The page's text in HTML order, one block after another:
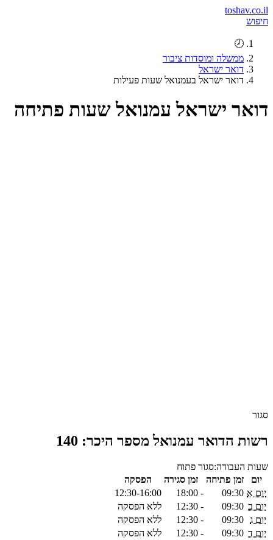
toshav.co.il
חיפוש
🕗
ממשלה ומוסדות ציבור
דואר ישראל
דואר ישראל בעמנואל שעות פעילות
דואר ישראל עמנואל שעות פתיחה
סגור
רשות הדואר עמנואל מספר היכר: 140
שעות העבודה:סגור פתוח
יום
זמן פתיחה זמן סגירה
הפסקה
יום א 09:30
-
18:00
12:30-16:00
יום ב 09:30
-
12:30
ללא הפסקה
יום ג 09:30
-
12:30
ללא הפסקה
יום ד 09:30
-
12:30
ללא הפסקה